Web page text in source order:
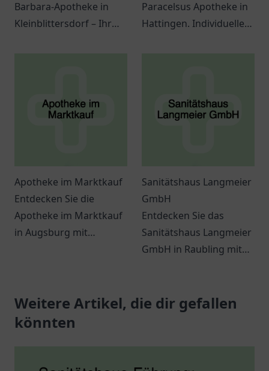
Barbara-Apotheke in
Kleinblittersdorf – Ihr
Paracelsus Apotheke in
Hattingen. Individuelle
Atmosphäre.
Apotheke im Marktkauf
Entdecken Sie die
Apotheke im Marktkauf
in Augsburg mit
Beratung für Ihr
Wohlbefinden.
Sanitätshaus Langmeier
GmbH
Entdecken Sie das
Sanitätshaus Langmeier
GmbH in Raubling mit
und individueller
Beratung.
Weitere Artikel, die dir gefallen
könnten